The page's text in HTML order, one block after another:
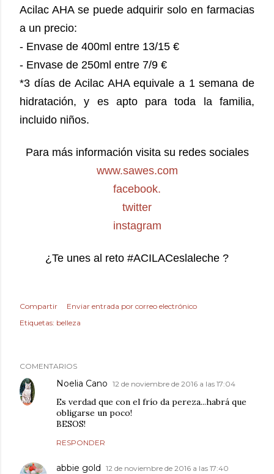
Acilac AHA se puede adquirir solo en farmacias
a un precio:
- Envase de 400ml entre 13/15 €
- Envase de 250ml entre 7/9 €
*3 días de Acilac AHA equivale a 1 semana de
hidratación, y es apto para toda la familia,
incluido niños.
Para más información visita su redes sociales
www.sawes.com
facebook.
twitter
instagram
¿Te unes al reto #ACILACeslaleche ?
Compartir
Enviar entrada por correo electrónico
Etiquetas: belleza
COMENTARIOS
Noelia Cano 12 de noviembre de 2016 a las 17:04
Es verdad que con el frío da pereza...habrá que
obligarse un poco!
BESOS!
RESPONDER
abbie gold 12 de noviembre de 2016 a las 17:40